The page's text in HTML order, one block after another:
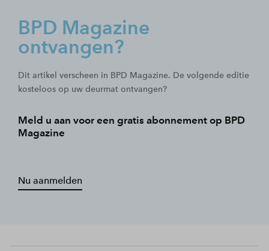
BPD Magazine
ontvangen?
Dit artikel verscheen in BPD Magazine. De volgende editie
kosteloos op uw deurmat ontvangen?
Meld u aan voor een gratis abonnement op BPD
Magazine
Nu aanmelden